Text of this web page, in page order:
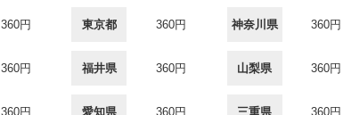
360円 東京都 360円 神奈川県 360円
360円 福井県 360円 山梨県 360円
360円 愛知県 360円 三重県 360円